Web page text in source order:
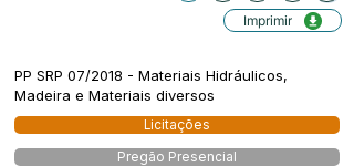
Imprimir
PP SRP 07/2018 - Materiais Hidráulicos,
Madeira e Materiais diversos
Licitações
Pregão Presencial